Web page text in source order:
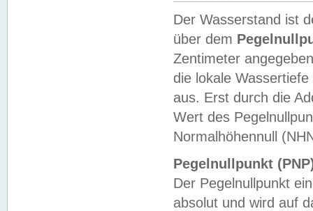
Der Wasserstand ist
über dem
Zentimeter
die lokale
aus. Erst durch die
Wert des
Normalhöhennull
Pegelnullpunkt
Der Pegelnullpunkt
absolut und wird auf